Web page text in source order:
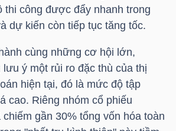
thi công được đẩy nhanh trong
dự kiến còn tiếp tục tăng tốc.
cùng những cơ hội lớn,
lưu ý một rủi ro đặc thù của thị
hiện tại, đó là mức độ tập
cao. Riêng nhóm cổ phiếu
gần 30% tổng vốn hóa toàn